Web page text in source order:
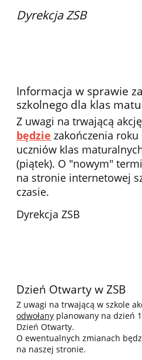
Dyrekcja ZSB
Informacja w sprawie
szkolnego dla klas
Z uwagi na trwającą
będzie zakończenia
uczniów klas
(piątek). O "nowym"
na stronie internetowej
czasie.
Dyrekcja ZSB
Dzień Otwarty w ZSB
Z uwagi na trwającą w szkole
odwołany planowany na dzień
Dzień Otwarty.
O ewentualnych zmianach
na naszej stronie.